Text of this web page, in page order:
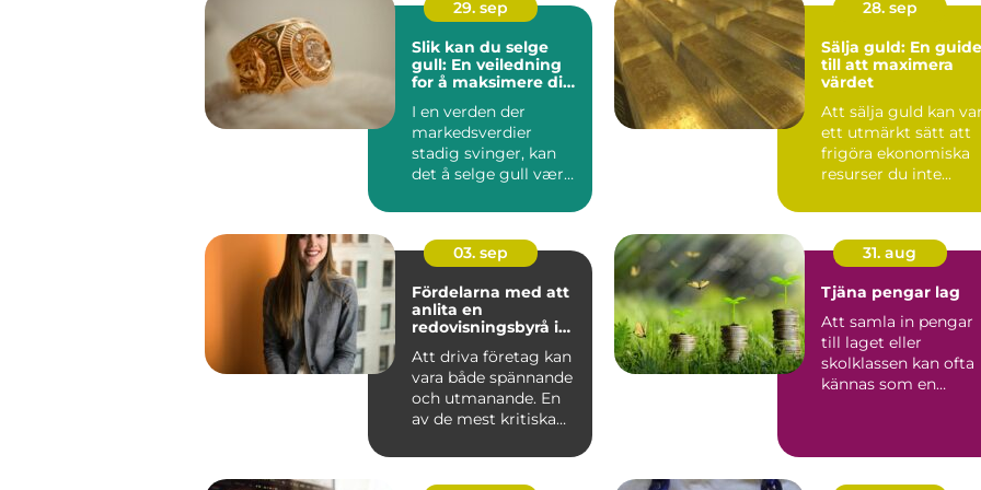
29. sep
Slik kan du selge
gull: En veiledning
for å maksimere din
I en verden der
markedsverdier
stadig svinger, kan
det å selge gull være
28. sep
Sälja guld: En guide
till att maximera
värdet
Att sälja guld kan
ett utmärkt sätt att
frigöra ekonomiska
resurser du inte...
03. sep
Fördelarna med att
anlita en
redovisningsbyrå i
Att driva företag kan
vara både spännande
och utmanande. En
av de mest kritiska
31. aug
Tjäna pengar lag
Att samla in pengar
till laget eller
skolklassen kan ofta
kännas som en